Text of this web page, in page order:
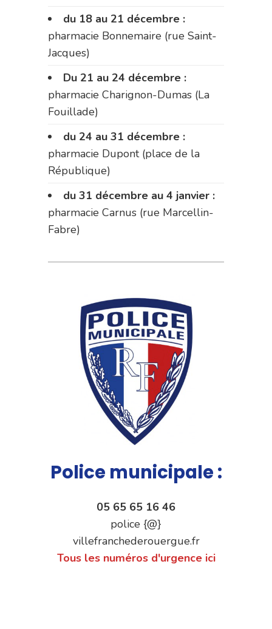
du 18 au 21 décembre :
pharmacie Bonnemaire (rue Saint-
Jacques)
Du 21 au 24 décembre :
pharmacie Charignon-Dumas (La
Fouillade)
du 24 au 31 décembre :
pharmacie Dupont (place de la
République)
du 31 décembre au 4 janvier :
pharmacie Carnus (rue Marcellin-
Fabre)
Police municipale :
05 65 65 16 46
police {@}
villefranchederouergue.fr
Tous les numéros d'urgence ici